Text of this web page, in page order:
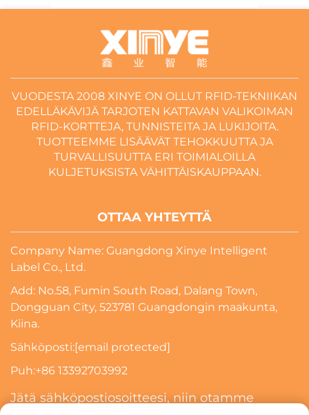
VUODESTA 2008 XINYE ON OLLUT RFID-TEKNIIKAN
EDELLÄKÄVIJÄ TARJOTEN KATTAVAN VALIKOIMAN
RFID-KORTTEJA, TUNNISTEITA JA LUKIJOITA.
TUOTTEEMME LISÄÄVÄT TEHOKKUUTTA JA
TURVALLISUUTTA ERI TOIMIALOILLA
KULJETUKSISTA VÄHITTÄISKAUPPAAN.
OTTAA YHTEYTTÄ
Company Name: Guangdong Xinye Intelligent
Label Co., Ltd.
Add: No.58, Fumin South Road, Dalang Town,
Dongguan City, 523781 Guangdongin maakunta,
Kiina.
Sähköposti:[email protected]
Puh:+86 13392703992
Jätä sähköpostiosoitteesi, niin otamme